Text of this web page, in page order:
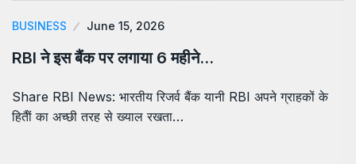
BUSINESS June 15, 2026
RBI ने इस बैंक पर लगाया 6 महीने…
Share RBI News: भारतीय रिजर्व बैंक यानी RBI अपने ग्राहकों के
हितैों का अच्छी तरह से ख्याल रखता…